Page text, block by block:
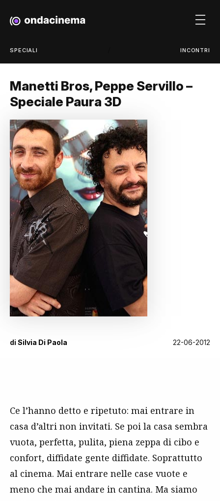
SPECIALI INCONTRI
Manetti Bros, Peppe Servillo –
Speciale Paura 3D
di Silvia Di Paola 22-06-2012
Ce l’hanno detto e ripetuto: mai entrare in
casa d’altri non invitati. Se poi la casa sembra
vuota, perfetta, pulita, piena zeppa di cibo e
confort, diffidate gente diffidate. Soprattutto
al cinema. Mai entrare nelle case vuote e
meno che mai andare in cantina. Ma siamo